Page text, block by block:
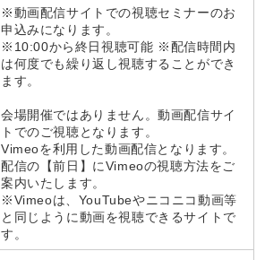
※動画配信サイトでの視聴セミナーのお
申込みになります。
※10:00から終日視聴可能 ※配信時間内
は何度でも繰り返し視聴することができ
ます。
会場開催ではありません。動画配信サイ
トでのご視聴となります。
Vimeoを利用した動画配信となります。
配信の【前日】にVimeoの視聴方法をご
案内いたします。
※Vimeoは、YouTubeやニコニコ動画等
と同じように動画を視聴できるサイトで
す。